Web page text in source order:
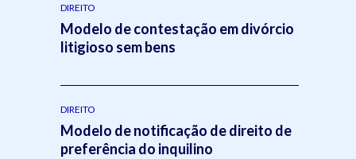
DIREITO
Modelo de contestação em divórcio
litigioso sem bens
DIREITO
Modelo de notificação de direito de
preferência do inquilino